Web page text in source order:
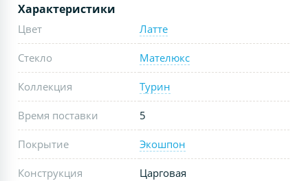
Характеристики
Цвет Латте
Стекло Мателюкс
Коллекция Турин
Время поставки 5
Покрытие Экошпон
Конструкция Царговая